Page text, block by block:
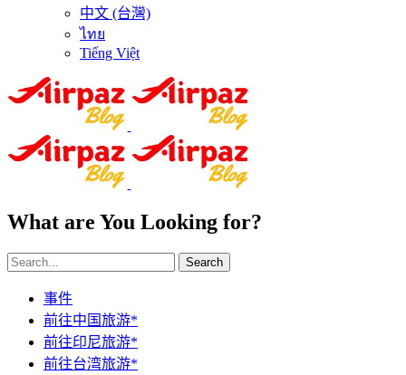
中文 (台灣)
ไทย
Tiếng Việt
What are You Looking for?
Search
事件
前往中国旅游*
前往印尼旅游*
前往台湾旅游*